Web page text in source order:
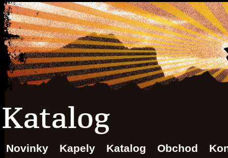
Katalog
Novinky Kapely Katalog Obchod